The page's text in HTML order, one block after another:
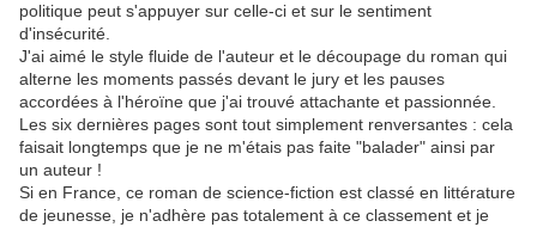
politique peut s'appuyer sur celle-ci et sur le sentiment
d'insécurité.
J'ai aimé le style fluide de l'auteur et le découpage du roman qui
alterne les moments passés devant le jury et les pauses
accordées à l'héroïne que j'ai trouvé attachante et passionnée.
Les six dernières pages sont tout simplement renversantes : cela
faisait longtemps que je ne m'étais pas faite "balader" ainsi par
un auteur !
Si en France, ce roman de science-fiction est classé en littérature
de jeunesse, je n'adhère pas totalement à ce classement et je